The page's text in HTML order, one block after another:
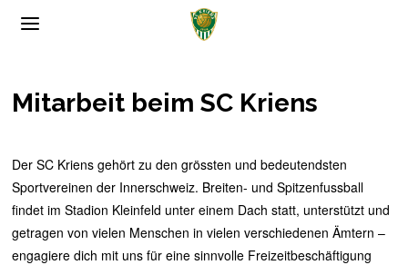
Mitarbeit beim SC Kriens
Der SC Kriens gehört zu den grössten und bedeutendsten
Sportvereinen der Innerschweiz. Breiten- und Spitzenfussball
findet im Stadion Kleinfeld unter einem Dach statt, unterstützt und
getragen von vielen Menschen in vielen verschiedenen Ämtern –
engagiere dich mit uns für eine sinnvolle Freizeitbeschäftigung